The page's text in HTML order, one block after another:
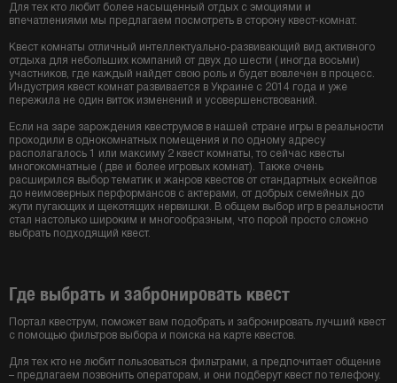
Для тех кто любит более насыщенный отдых с эмоциями и
впечатлениями мы предлагаем посмотреть в сторону квест-комнат.
Квест комнаты отличный интеллектуально-развивающий вид активного
отдыха для небольших компаний от двух до шести ( иногда восьми)
участников, где каждый найдет свою роль и будет вовлечен в процесс.
Индустрия квест комнат развивается в Украине с 2014 года и уже
пережила не один виток изменений и усовершенствований.
Если на заре зарождения квеструмов в нашей стране игры в реальности
проходили в однокомнатных помещения и по одному адресу
располагалось 1 или максиму 2 квест комнаты, то сейчас квесты
многокомнатные ( две и более игровых комнат). Также очень
расширился выбор тематик и жанров квестов от стандартных ескейпов
до неимоверных перформансов с актерами, от добрых семейных до
жути пугающих и щекотящих нервишки. В общем выбор игр в реальности
стал настолько широким и многообразным, что порой просто сложно
выбрать подходящий квест.
Где выбрать и забронировать квест
Портал квеструм, поможет вам подобрать и забронировать лучший квест
с помощью фильтров выбора и поиска на карте квестов.
Для тех кто не любит пользоваться фильтрами, а предпочитает общение
– предлагаем позвонить операторам, и они подберут квест по телефону.